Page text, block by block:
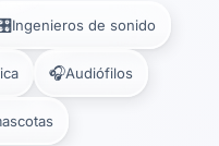
Ingenieros de sonido
🎧Audiófilos